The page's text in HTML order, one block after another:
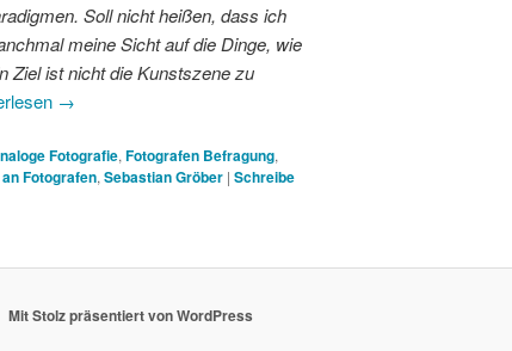
Soll nicht heißen, dass ich
meine Sicht auf die Dinge, wie
Ziel ist nicht die Kunstszene zu
→
Fotografie, Fotografen Befragung,
Fotografen, Sebastian Gröber | Schreibe
Mit Stolz präsentiert von WordPress